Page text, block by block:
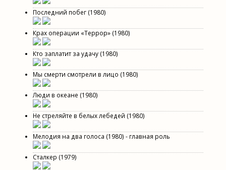
Последний побег (1980)
Крах операции «Террор» (1980)
Кто заплатит за удачу (1980)
Мы смерти смотрели в лицо (1980)
Люди в океане (1980)
Не стреляйте в белых лебедей (1980)
Мелодия на два голоса (1980) - главная роль
Сталкер (1979)